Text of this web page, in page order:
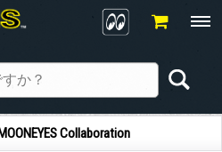
Collaboration